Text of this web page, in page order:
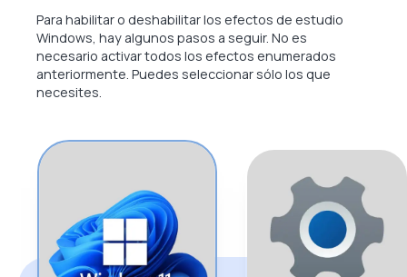
Para habilitar o deshabilitar los efectos de estudio
Windows, hay algunos pasos a seguir. No es
necesario activar todos los efectos enumerados
anteriormente. Puedes seleccionar sólo los que
necesites.